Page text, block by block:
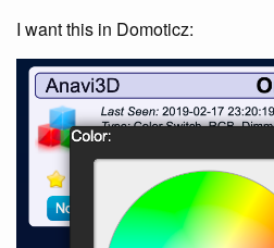
I want this in Domoticz: